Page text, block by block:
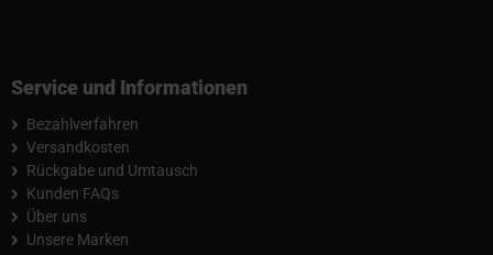
Service und Informationen
Bezahlverfahren
Versandkosten
Rückgabe und Umtausch
Kunden FAQs
Über uns
Unsere Marken